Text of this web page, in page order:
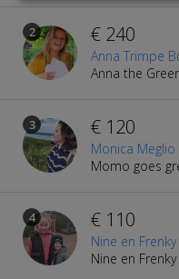
2 € 240
Anna Trimpe
Anna the
3 € 120
Monica Meglio
Momo goes
4 € 110
Nine en
Nine en Frenky